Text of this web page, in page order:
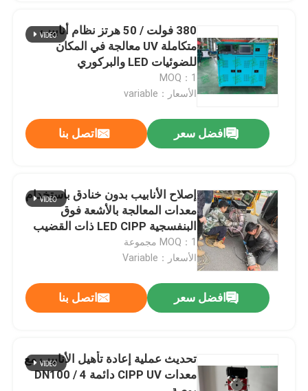
منتجات
معلومات عنا
جولة في المعمل
اتصل بنا
أخبار
اطلب اقتباس
الأشعة فوق البنفسجية علاجه CIPP
380 فولت / 50 هرتز نظام أنابيب
متكاملة UV معالجة في المكان
للضوئيات LED والبركوري
MOQ：1
الأسعار：variable
افضل سعر اتصل بنا
إصلاح الأنابيب بدون خنادق باستخدام
معدات المعالجة بالأشعة فوق
البنفسجية LED CIPP ذات القضيب
الضاغط
MOQ：1 مجموعة
الأسعار：Variable
افضل سعر اتصل بنا
تحديث عملية إعادة تأهيل الأنابيب مع
معدات CIPP UV دائمة DN100 / 4